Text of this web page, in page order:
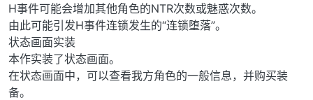
H事件可能会增加其他角色的NTR次数或魅惑次数。
由此可能引发H事件连锁发生的“连锁堕落”。
状态画面实装
本作实装了状态画面。
在状态画面中，可以查看我方角色的一般信息，并购买装
备。